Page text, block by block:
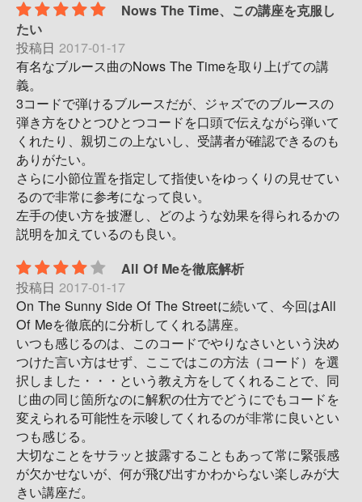
Nows The Time、この講座を克服し
たい
投稿日 2017-01-17
有名なブルース曲のNows The Timeを取り上げての講
義。
3コードで弾けるブルースだが、ジャズでのブルースの
弾き方をひとつひとつコードを口頭で伝えながら弾いて
くれたり、親切この上ないし、受講者が確認できるのも
ありがたい。
さらに小節位置を指定して指使いをゆっくりの見せてい
るので非常に参考になって良い。
左手の使い方を披瀝し、どのような効果を得られるかの
説明を加えているのも良い。
All Of Meを徹底解析
投稿日 2017-01-17
On The Sunny Side Of The Streetに続いて、今回はAll
Of Meを徹底的に分析してくれる講座。
いつも感じるのは、このコードでやりなさいという決め
つけた言い方はせず、ここではこの方法（コード）を選
択しました・・・という教え方をしてくれることで、同
じ曲の同じ箇所なのに解釈の仕方でどうにでもコードを
変えられる可能性を示唆してくれるのが非常に良いとい
つも感じる。
大切なことをサラッと披露することもあって常に緊張感
が欠かせないが、何が飛び出すかわからない楽しみが大
きい講座だ。